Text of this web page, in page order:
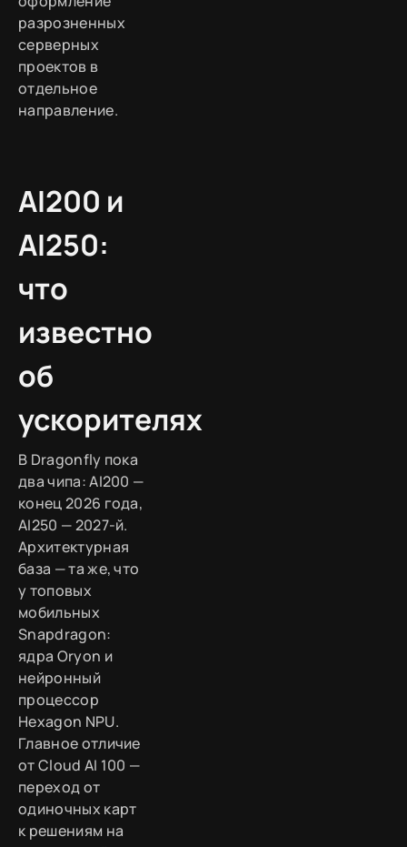
разрозненных
серверных
проектов в
отдельное
направление.
AI200 и
AI250:
что
известно
об
ускорителях
В Dragonfly пока
два чипа: AI200 —
конец 2026 года,
AI250 — 2027-й.
Архитектурная
база — та же, что
у топовых
мобильных
Snapdragon:
ядра Oryon и
нейронный
процессор
Hexagon NPU.
Главное отличие
от Cloud AI 100 —
переход от
одиночных карт
к решениям на